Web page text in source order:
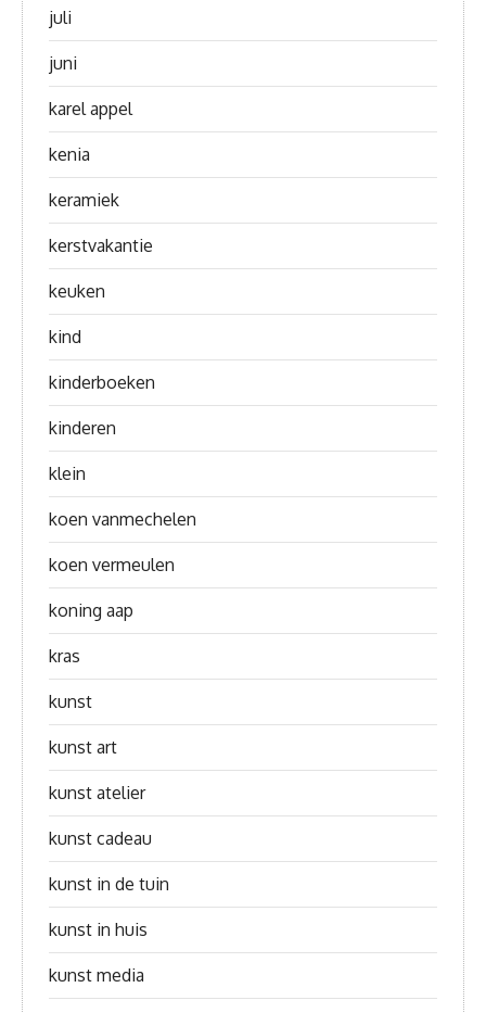
juli
juni
karel appel
kenia
keramiek
kerstvakantie
keuken
kind
kinderboeken
kinderen
klein
koen vanmechelen
koen vermeulen
koning aap
kras
kunst
kunst art
kunst atelier
kunst cadeau
kunst in de tuin
kunst in huis
kunst media